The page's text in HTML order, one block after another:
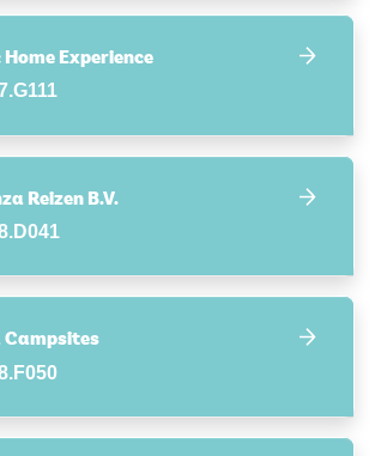
Experience
Reizen B.V.
Campsites